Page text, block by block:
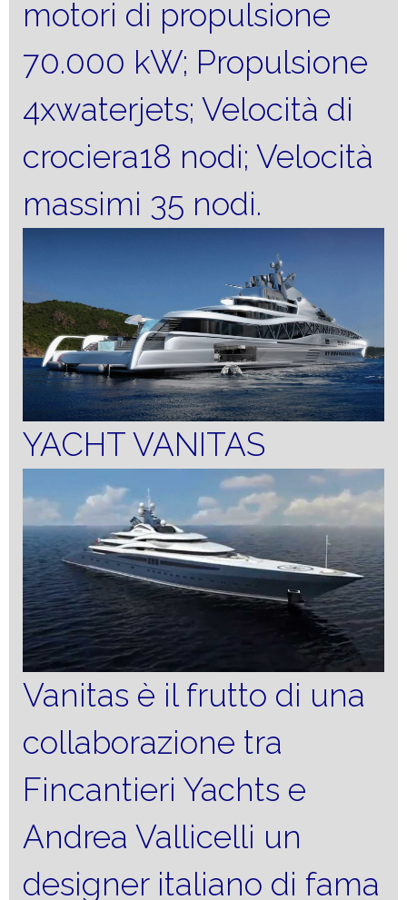
motori di propulsione
70.000 kW; Propulsione
4xwaterjets; Velocità di
crociera18 nodi; Velocità
massimi 35 nodi.
YACHT VANITAS
Vanitas è il frutto di una
collaborazione tra
Fincantieri Yachts e
Andrea Vallicelli un
designer italiano di fama